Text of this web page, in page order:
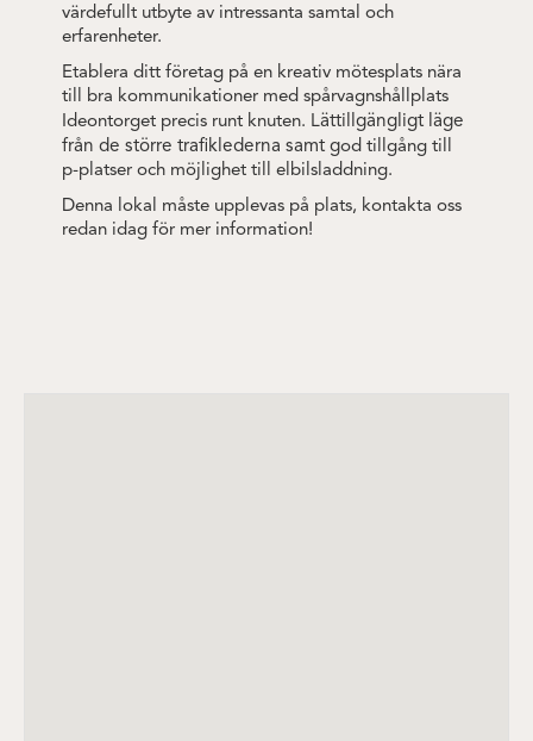
värdefullt utbyte av intressanta samtal och
erfarenheter.
Etablera ditt företag på en kreativ mötesplats nära
till bra kommunikationer med spårvagnshållplats
Ideontorget precis runt knuten. Lättillgängligt läge
från de större trafiklederna samt god tillgång till
p-platser och möjlighet till elbilsladdning.
Denna lokal måste upplevas på plats, kontakta oss
redan idag för mer information!